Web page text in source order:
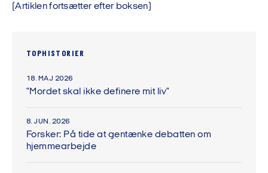
(Artiklen fortsætter efter boksen)
TOPHISTORIER
18. MAJ 2026
"Mordet skal ikke definere mit liv"
8. JUN. 2026
Forsker: På tide at gentænke debatten om
hjemmearbejde